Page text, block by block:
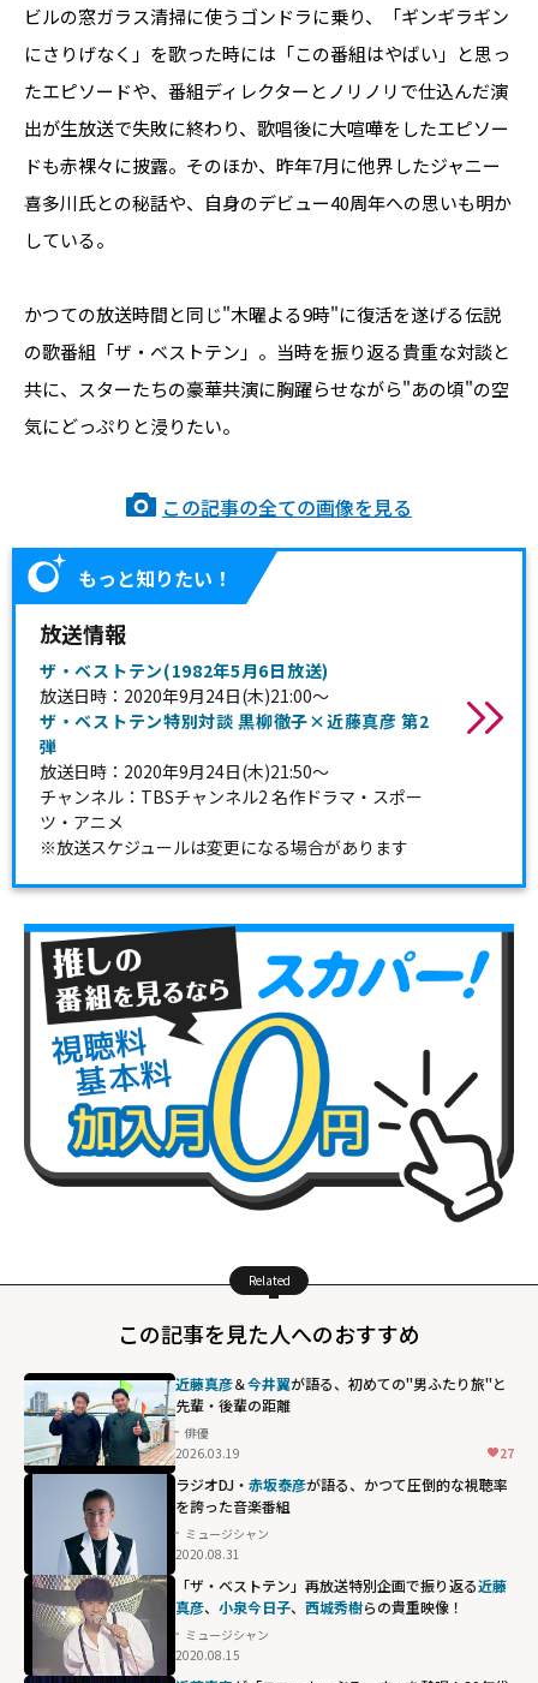
ビルの窓ガラス清掃に使うゴンドラに乗り、「ギンギラギン
にさりげなく」を歌った時には「この番組はやばい」と思っ
たエピソードや、番組ディレクターとノリノリで仕込んだ演
出が生放送で失敗に終わり、歌唱後に大喧嘩をしたエピソー
ドも赤裸々に披露。そのほか、昨年7月に他界したジャニー
喜多川氏との秘話や、自身のデビュー40周年への思いも明か
している。
かつての放送時間と同じ"木曜よる9時"に復活を遂げる伝説
の歌番組「ザ・ベストテン」。当時を振り返る貴重な対談と
共に、スターたちの豪華共演に胸躍らせながら"あの頃"の空
気にどっぷりと浸りたい。
この記事の全ての画像を見る
もっと知りたい！
放送情報
ザ・ベストテン(1982年5月6日放送)
放送日時：2020年9月24日(木)21:00～
ザ・ベストテン特別対談 黒柳徹子×近藤真彦 第2
弾
放送日時：2020年9月24日(木)21:50～
チャンネル：TBSチャンネル2 名作ドラマ・スポー
ツ・アニメ
※放送スケジュールは変更になる場合があります
Related
この記事を見た人へのおすすめ
近藤真彦＆今井翼が語る、初めての"男ふたり旅"と
先輩・後輩の距離
俳優
2026.03.19
27
ラジオDJ・ 赤坂泰彦が語る、かつて圧倒的な視聴率
を誇った音楽番組
ミュージシャン
2020.08.31
「ザ・ベストテン」再放送特別企画で振り返る近藤
真彦、 小泉今日子、 西城秀樹らの貴重映像！
ミュージシャン
2020.08.15